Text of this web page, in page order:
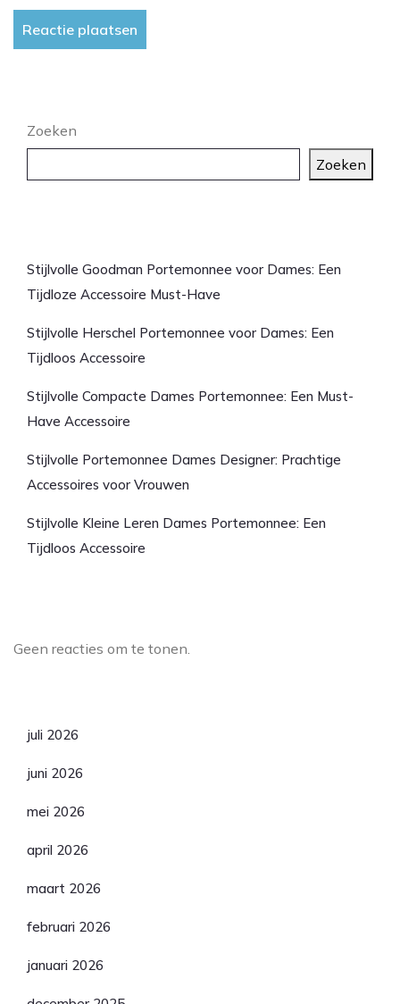
Zoeken
Zoeken
Stijlvolle Goodman Portemonnee voor Dames: Een
Tijdloze Accessoire Must-Have
Stijlvolle Herschel Portemonnee voor Dames: Een
Tijdloos Accessoire
Stijlvolle Compacte Dames Portemonnee: Een Must-
Have Accessoire
Stijlvolle Portemonnee Dames Designer: Prachtige
Accessoires voor Vrouwen
Stijlvolle Kleine Leren Dames Portemonnee: Een
Tijdloos Accessoire
Geen reacties om te tonen.
juli 2026
juni 2026
mei 2026
april 2026
maart 2026
februari 2026
januari 2026